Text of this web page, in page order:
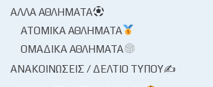
ΆΛΛΑ ΑΘΛΉΜΑΤΑ
ΑΤΟΜΙΚΆ ΑΘΛΉΜΑΤΑ
ΟΜΑΔΙΚΆ ΑΘΛΉΜΑΤΑ
ΑΝΑΚΟΙΝΏΣΕΙΣ / ΔΕΛΤΊΟ ΤΎΠΟΥ✍